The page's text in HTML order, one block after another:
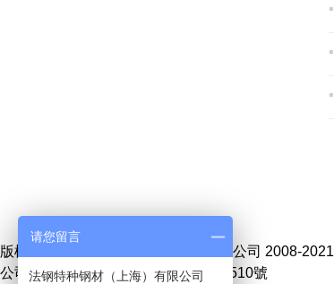
版權所有 法鋼特種鋼材（上海）有限公司 2008-2021
公司地址：上海市嘉定區馬陸思義路510號
请您留言
法钢特种钢材（上海）有限公司